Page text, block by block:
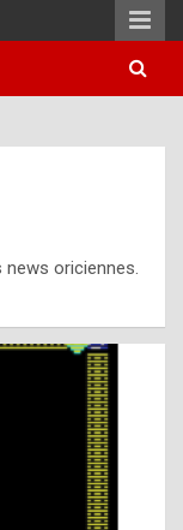
news oriciennes.